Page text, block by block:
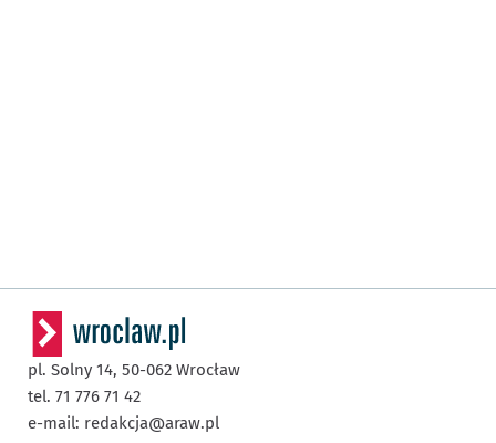
pl. Solny 14, 50-062 Wrocław
tel. 71 776 71 42
e-mail: redakcja@araw.pl